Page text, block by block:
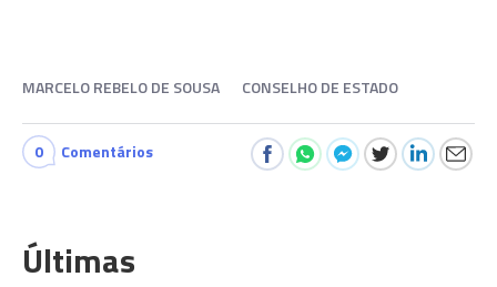
MARCELO REBELO DE SOUSA CONSELHO DE ESTADO
0 Comentários
Últimas